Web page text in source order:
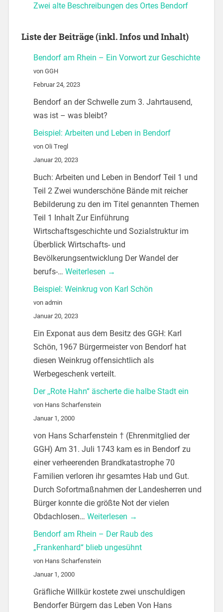
Zwei alte Beschreibungen des Ortes Bendorf
Liste der Beiträge (inkl. Infos und Inhalt)
Bendorf am Rhein – Ein Vorwort zur Geschichte
von GGH
Februar 24, 2023
Bendorf an der Schwelle zum 3. Jahrtausend,
was ist – was bleibt?
Beispiel: Arbeiten und Leben in Bendorf
von Oli Tregl
Januar 20, 2023
Buch: Arbeiten und Leben in Bendorf Teil 1 und
Teil 2 Zwei wunderschöne Bände mit reicher
Bebilderung zu den im Titel genannten Themen
Teil 1 Inhalt Zur Einführung
Wirtschaftsgeschichte und Sozialstruktur im
Überblick Wirtschafts- und
Bevölkerungsentwicklung Der Wandel der
berufs-… Weiterlesen →
Beispiel: Weinkrug von Karl Schön
von admin
Januar 20, 2023
Ein Exponat aus dem Besitz des GGH: Karl
Schön, 1967 Bürgermeister von Bendorf hat
diesen Weinkrug offensichtlich als
Werbegeschenk verteilt.
Der ,,Rote Hahn“ äscherte die halbe Stadt ein
von Hans Scharfenstein
Januar 1, 2000
von Hans Scharfenstein † (Ehrenmitglied der
GGH) Am 31. Juli 1743 kam es in Bendorf zu
einer verheerenden Brandkatastrophe 70
Familien verloren ihr gesamtes Hab und Gut.
Durch Sofortmaßnahmen der Landesherren und
Bürger konnte die größte Not der vielen
Obdachlosen… Weiterlesen →
Bendorf am Rhein – Der Raub des
„Frankenhard“ blieb ungesühnt
von Hans Scharfenstein
Januar 1, 2000
Gräfliche Willkür kostete zwei unschuldigen
Bendorfer Bürgern das Leben Von Hans